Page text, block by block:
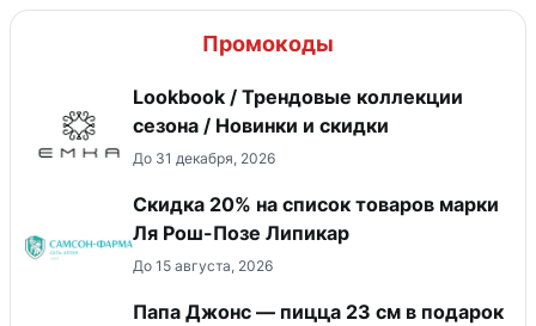
Промокоды
Lookbook / Трендовые коллекции
сезона / Новинки и скидки
До 31 декабря, 2026
Скидка 20% на список товаров марки
Ля Рош-Позе Липикар
До 15 августа, 2026
Папа Джонс — пицца 23 см в подарок